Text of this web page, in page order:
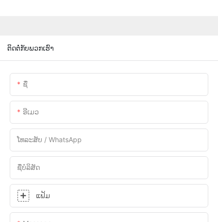
ຕິດຕໍ່ກັບພວກເຮົາ
ຊື່
ອີເມວ
ໂທລະສັບ / WhatsApp
ຊື່ບໍລິສັດ
ແຟ້ມ